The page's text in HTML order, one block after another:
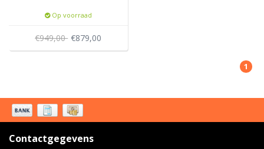
Op voorraad
€949,00 €879,00
1
Contactgegevens